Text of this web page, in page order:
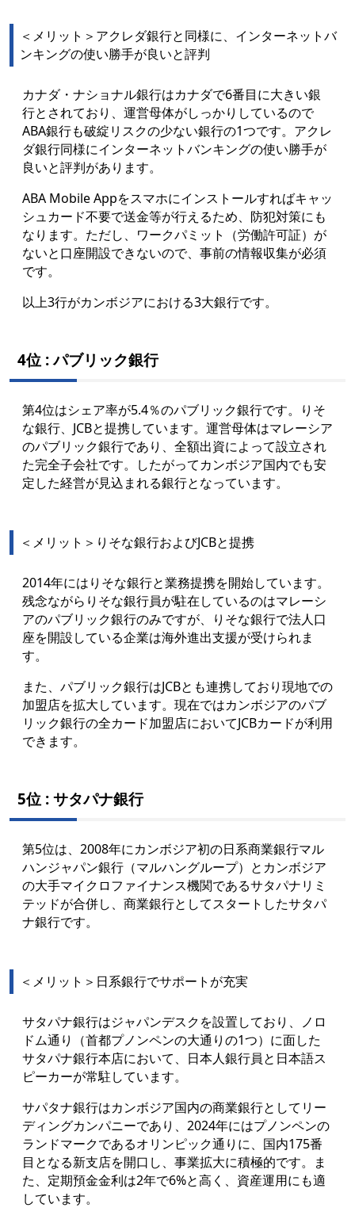
＜メリット＞アクレダ銀行と同様に、インターネットバ
ンキングの使い勝手が良いと評判
カナダ・ナショナル銀行はカナダで6番目に大きい銀
行とされており、運営母体がしっかりしているので
ABA銀行も破綻リスクの少ない銀行の1つです。アクレ
ダ銀行同様にインターネットバンキングの使い勝手が
良いと評判があります。
ABA Mobile Appをスマホにインストールすればキャッ
シュカード不要で送金等が行えるため、防犯対策にも
なります。ただし、ワークパミット（労働許可証）が
ないと口座開設できないので、事前の情報収集が必須
です。
以上3行がカンボジアにおける3大銀行です。
4位 : パブリック銀行
第4位はシェア率が5.4％のパブリック銀行です。りそ
な銀行、JCBと提携しています。運営母体はマレーシア
のパブリック銀行であり、全額出資によって設立され
た完全子会社です。したがってカンボジア国内でも安
定した経営が見込まれる銀行となっています。
＜メリット＞りそな銀行およびJCBと提携
2014年にはりそな銀行と業務提携を開始しています。
残念ながらりそな銀行員が駐在しているのはマレーシ
アのパブリック銀行のみですが、りそな銀行で法人口
座を開設している企業は海外進出支援が受けられま
す。
また、パブリック銀行はJCBとも連携しており現地での
加盟店を拡大しています。現在ではカンボジアのパブ
リック銀行の全カード加盟店においてJCBカードが利用
できます。
5位 : サタパナ銀行
第5位は、2008年にカンボジア初の日系商業銀行マル
ハンジャパン銀行（マルハングループ）とカンボジア
の大手マイクロファイナンス機関であるサタパナリミ
テッドが合併し、商業銀行としてスタートしたサタパ
ナ銀行です。
＜メリット＞日系銀行でサポートが充実
サタパナ銀行はジャパンデスクを設置しており、ノロ
ドム通り（首都プノンペンの大通りの1つ）に面した
サタパナ銀行本店において、日本人銀行員と日本語ス
ピーカーが常駐しています。
サパタナ銀行はカンボジア国内の商業銀行としてリー
ディングカンパニーであり、2024年にはプノンペンの
ランドマークであるオリンピック通りに、国内175番
目となる新支店を開口し、事業拡大に積極的です。ま
た、定期預金金利は2年で6%と高く、資産運用にも適
しています。